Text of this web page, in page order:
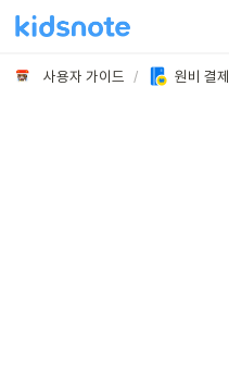
사용자 가이드 / 원비 결제